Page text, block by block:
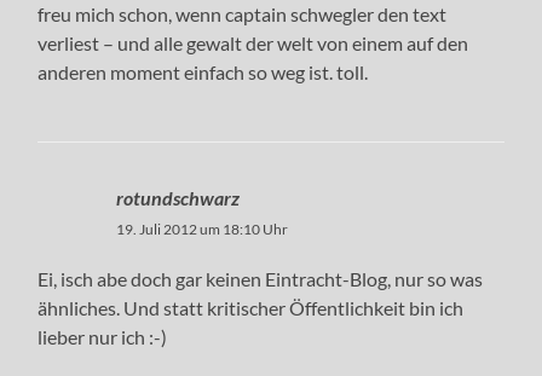
freu mich schon, wenn captain schwegler den text
verliest – und alle gewalt der welt von einem auf den
anderen moment einfach so weg ist. toll.
rotundschwarz
19. Juli 2012 um 18:10 Uhr
Ei, isch abe doch gar keinen Eintracht-Blog, nur so was
ähnliches. Und statt kritischer Öffentlichkeit bin ich
lieber nur ich :-)